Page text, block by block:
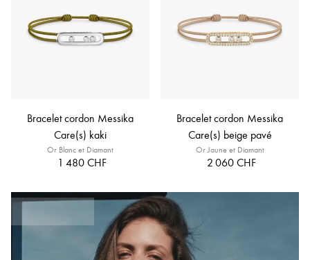
Bracelet cordon Messika
Care(s) kaki
Or Blanc et Diamant
1 480 CHF
Bracelet cordon Messika
Care(s) beige pavé
Or Jaune et Diamant
2 060 CHF